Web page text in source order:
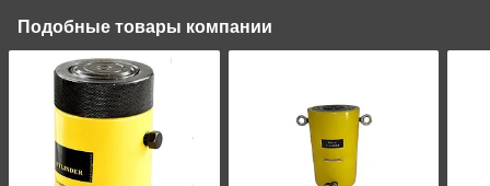
Подобные товары компании